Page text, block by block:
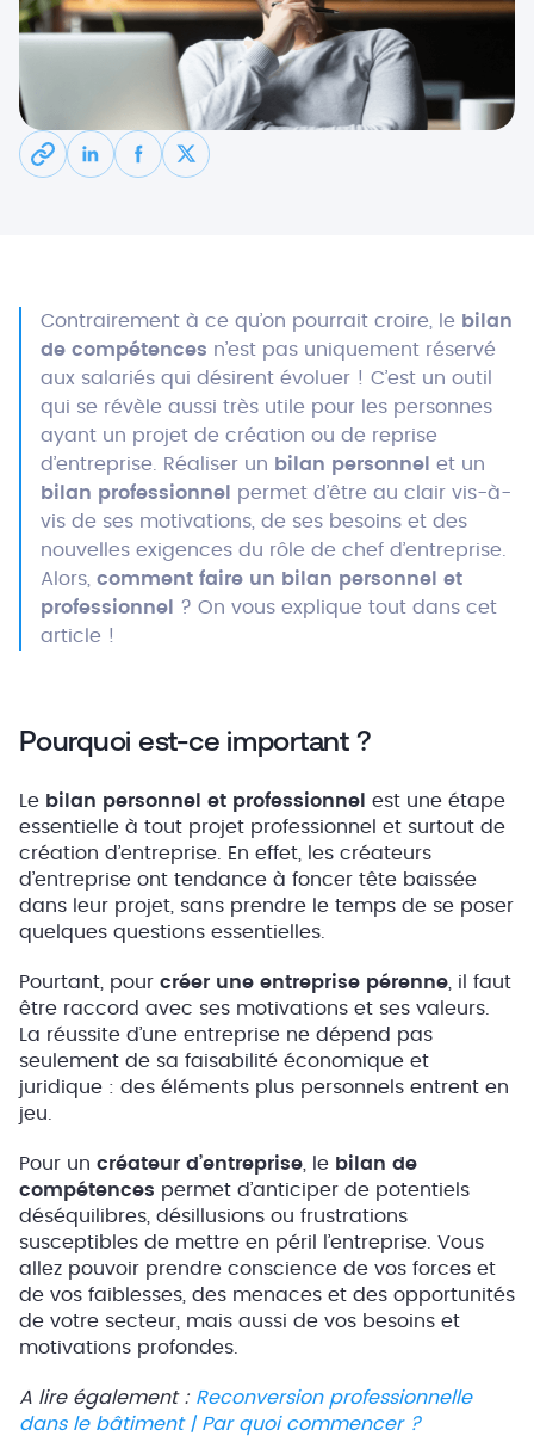
Contrairement à ce qu’on pourrait croire, le bilan
de compétences n’est pas uniquement réservé
aux salariés qui désirent évoluer ! C’est un outil
qui se révèle aussi très utile pour les personnes
ayant un projet de création ou de reprise
d’entreprise. Réaliser un bilan personnel
et un
bilan professionnel permet d’être au clair vis-à-
vis de ses motivations, de ses besoins et des
nouvelles exigences du rôle de chef d’entreprise.
Alors, comment faire un bilan personnel et
professionnel
? On vous explique tout dans cet
article !
Pourquoi est-ce important ?
Le bilan personnel et professionnel
est une étape
essentielle à tout projet professionnel et surtout de
création d’entreprise. En effet, les créateurs
d’entreprise ont tendance à foncer tête baissée
dans leur projet, sans prendre le temps de se poser
quelques questions essentielles.
Pourtant, pour créer une entreprise pérenne , il faut
être raccord avec ses motivations et ses valeurs.
La réussite d’une entreprise ne dépend pas
seulement de sa faisabilité économique et
juridique : des éléments plus personnels entrent en
jeu.
Pour un créateur d’entreprise , le bilan de
compétences permet d’anticiper de potentiels
déséquilibres, désillusions ou frustrations
susceptibles de mettre en péril l’entreprise. Vous
allez pouvoir prendre conscience de vos forces et
de vos faiblesses, des menaces et des opportunités
de votre secteur, mais aussi de vos besoins et
motivations profondes.
A lire également : Reconversion professionnelle
dans le bâtiment | Par quoi commencer ?